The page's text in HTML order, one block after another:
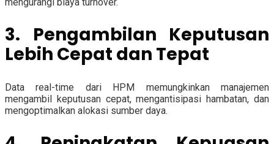
3. Pengambilan Keputusan
Lebih Cepat dan Tepat
Data real-time dari HPM memungkinkan manajemen
mengambil keputusan cepat, mengantisipasi hambatan, dan
mengoptimalkan alokasi sumber daya.